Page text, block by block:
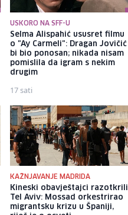
USKORO NA SFF-U
Selma Alispahić ususret filmu
o "Ay Carmeli": Dragan Jovičić
bi bio ponosan; nikada nisam
pomislila da igram s nekim
drugim
17 sati
KAŽNJAVANJE MADRIDA
Kineski obavještajci razotkrili
Tel Aviv: Mossad orkestrirao
migrantsku krizu u Španiji,